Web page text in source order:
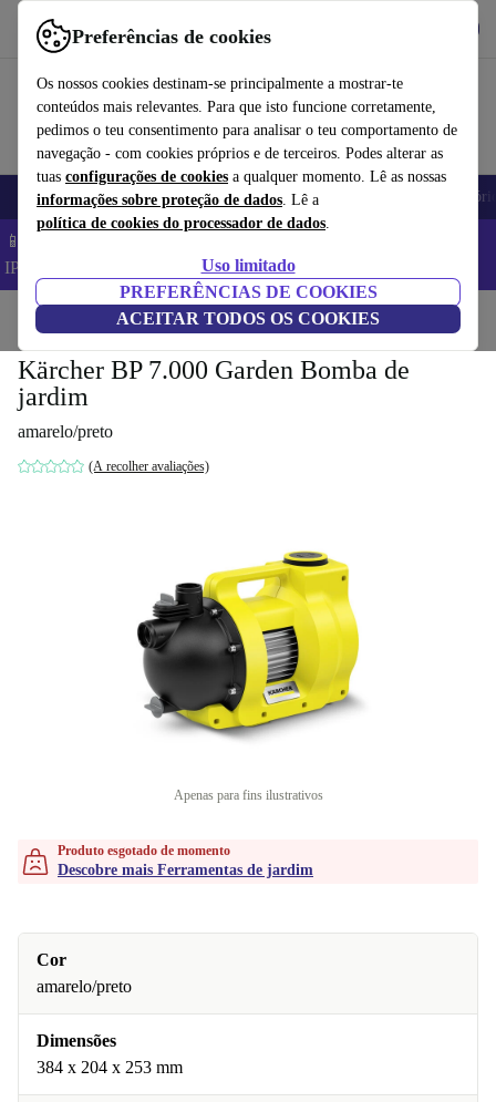
Preferências de cookies
Os nossos cookies destinam-se principalmente a mostrar-te
conteúdos mais relevantes. Para que isto funcione corretamente,
pedimos o teu consentimento para analisar o teu comportamento de
navegação - com cookies próprios e de terceiros. Podes alterar as
tuas configurações de cookies a qualquer momento. Lê as nossas
informações sobre proteção de dados. Lê a
política de cookies do processador de dados.
Uso limitado
PREFERÊNCIAS DE COOKIES
ACEITAR TODOS OS COOKIES
Use o refurbed de forma rápida e fácil
Telemóveis Computadores Portáteis Tablets
📱 Poupa 5% EXTRA em todos os iPhones – Código:
IPHONEDEAL –
Início Jardim Ferramentas de jardim
Kärcher BP 7.000 Garden Bomba de
jardim
amarelo/preto
(A recolher avaliações)
Apenas para fins ilustrativos
Produto esgotado de momento
Descobre mais Ferramentas de jardim
Cor
amarelo/preto
Dimensões
384 x 204 x 253 mm